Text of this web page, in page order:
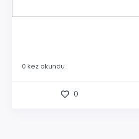
0 kez okundu
0